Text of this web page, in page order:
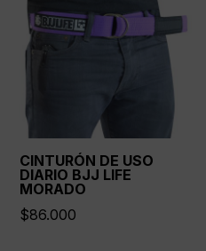
CINTURÓN DE USO
DIARIO BJJ LIFE
MORADO
$86.000